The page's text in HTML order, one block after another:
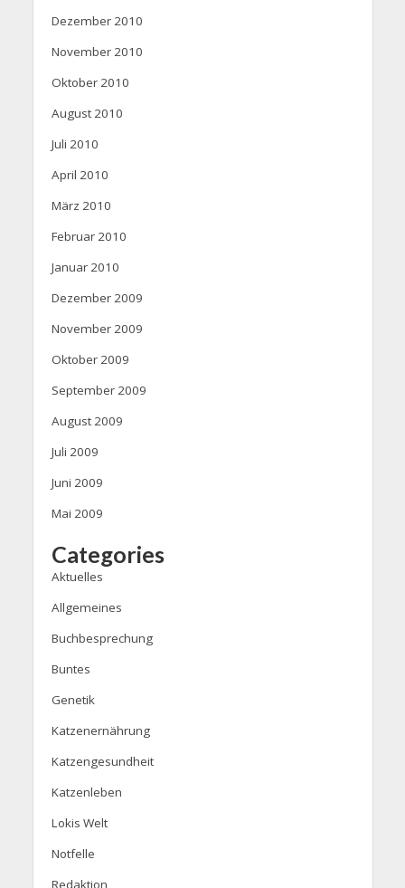
Dezember 2010
November 2010
Oktober 2010
August 2010
Juli 2010
April 2010
März 2010
Februar 2010
Januar 2010
Dezember 2009
November 2009
Oktober 2009
September 2009
August 2009
Juli 2009
Juni 2009
Mai 2009
Categories
Aktuelles
Allgemeines
Buchbesprechung
Buntes
Genetik
Katzenernährung
Katzengesundheit
Katzenleben
Lokis Welt
Notfelle
Redaktion